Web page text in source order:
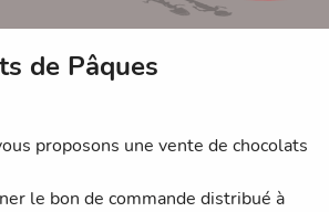
de Pâques
proposons une vente de chocolats
le bon de commande distribué à